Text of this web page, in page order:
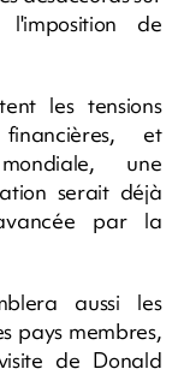
de
les tensions
et
une
serait déjà
par la
aussi les
pays membres,
de Donald